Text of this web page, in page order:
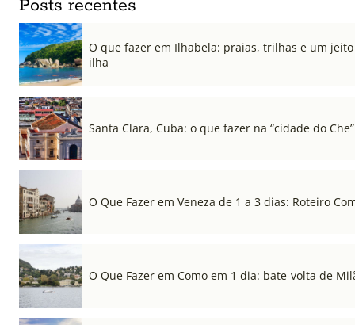
Posts recentes
O que fazer em Ilhabela: praias, trilhas e um
ilha
Santa Clara, Cuba: o que fazer na “cidade do Che”
O Que Fazer em Veneza de 1 a 3 dias: Roteiro
O Que Fazer em Como em 1 dia: bate-volta de